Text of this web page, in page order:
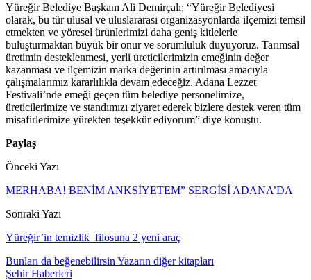
Yüreğir Belediye Başkanı Ali Demirçalı; “Yüreğir Belediyesi
olarak, bu tür ulusal ve uluslararası organizasyonlarda ilçemizi temsil
etmekten ve yöresel ürünlerimizi daha geniş kitlelerle
buluşturmaktan büyük bir onur ve sorumluluk duyuyoruz. Tarımsal
üretimin desteklenmesi, yerli üreticilerimizin emeğinin değer
kazanması ve ilçemizin marka değerinin artırılması amacıyla
çalışmalarımız kararlılıkla devam edeceğiz. Adana Lezzet
Festivali’nde emeği geçen tüm belediye personelimize,
üreticilerimize ve standımızı ziyaret ederek bizlere destek veren tüm
misafirlerimize yürekten teşekkür ediyorum” diye konuştu.
Paylaş
Önceki Yazı
MERHABA! BENİM ANKSİYETEM” SERGİSİ ADANA’DA
Sonraki Yazı
Yüreğir’in temizlik filosuna 2 yeni araç
Bunları da beğenebilirsin Yazarın diğer kitapları
Şehir Haberleri